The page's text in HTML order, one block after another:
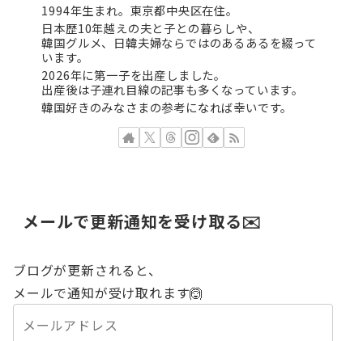
1994年生まれ。東京都中央区在住。
日本歴10年越えの夫と子との暮らしや、
韓国グルメ、日韓夫婦ならではのあるあるを綴って
います。
2026年に第一子を出産しました。
出産後は子連れ目線の記事も多くなっています。
韓国好きのみなさまの参考になれば幸いです。
メールで更新通知を受け取る✉️
ブログが更新されると、
メールで通知が受け取れます🙆